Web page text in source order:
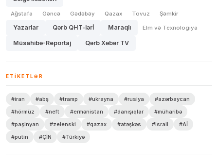
Ağstafa Gəncə Gədəbəy Qazax Tovuz Şəmkir
Yazarlar Qərb QHT-lərİ Maraqlı Elm və Texnologiya
Müsahibə-Reportaj Qərb Xəbər TV
ETIKETLƏR
#iran #abş #tramp #ukrayna #rusiya
#azərbaycan
#hörmüz
#neft #ermənistan #danışıqlar
#müharibə
#paşinyan
#zelenski #qazax #atəşkəs #israil
#Aİ
#putin
#ÇİN #Türkiyə